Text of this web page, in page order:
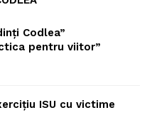
Codlea”
pentru viitor”
ISU cu victime